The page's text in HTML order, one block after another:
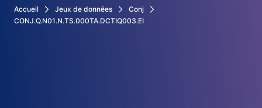
Accueil Jeux de données
Conj
CONJ.Q.N01.N.TS.000TA.DCTIQ003.EI